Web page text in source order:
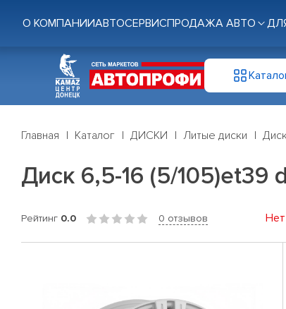
О КОМПАНИИАВТОСЕРВИСПРОДАЖА АВТО
Главная Каталог ДИСКИ Литые диски
Диск 6,5-16 (5/105)et39
Рейтинг 0.0 0 отзывов Нет